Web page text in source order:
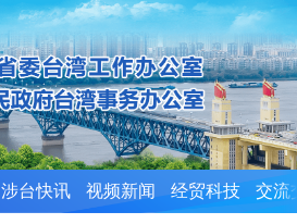
涉台快讯 视频新闻 经贸科技 交流